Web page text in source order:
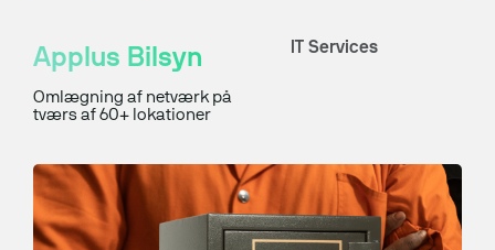
ERP Analyse
ERP Implementering
ERP Support
Uniconta
Applus Bilsyn
Omlægning af netværk på
tværs af 60+ lokationer
IT Services